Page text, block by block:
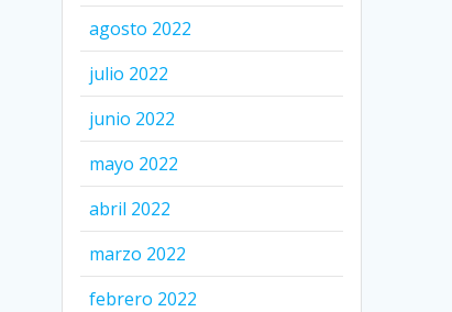
agosto 2022
julio 2022
junio 2022
mayo 2022
abril 2022
marzo 2022
febrero 2022